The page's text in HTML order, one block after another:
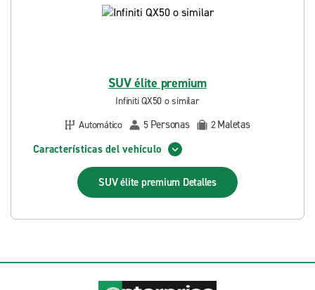
SUV élite premium
Infiniti QX50 o similar
Automático
5 Personas 2Maletas
Características del vehículo
SUV élite premium Detalles